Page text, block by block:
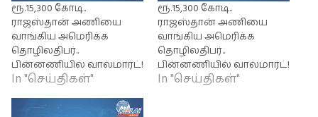
ரூ.15,300 கோடி..
ராஜஸ்தான் அணியை
வாங்கிய அமெரிக்க
தொழிலதிபர்..
பின்னணியில் வால்மார்ட்!
In "செய்திகள்"
ரூ.15,300 கோடி..
ராஜஸ்தான் அணியை
வாங்கிய அமெரிக்க
தொழிலதிபர்..
பின்னணியில் வால்மார்ட்!
In "செய்திகள்"